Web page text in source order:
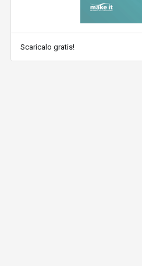
Scaricalo gratis!